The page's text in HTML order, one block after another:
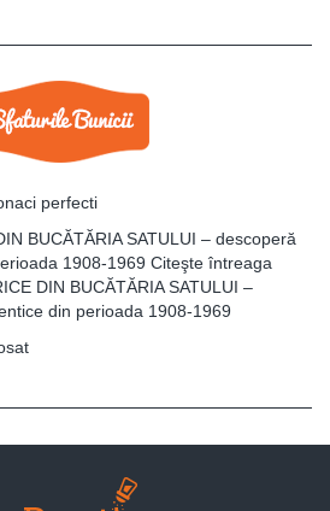
perfecti
BUCĂTĂRIA SATULUI – descoperă
1908-1969 Citeşte întreaga
DIN BUCĂTĂRIA SATULUI –
din perioada 1908-1969